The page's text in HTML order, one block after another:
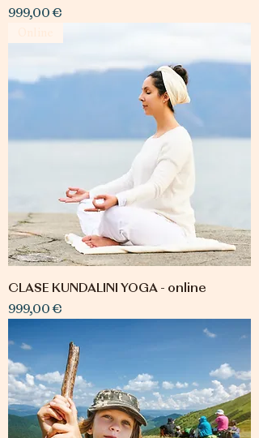
Precio
999,00 €
CLASE KUNDALINI YOGA - online
Precio
999,00 €